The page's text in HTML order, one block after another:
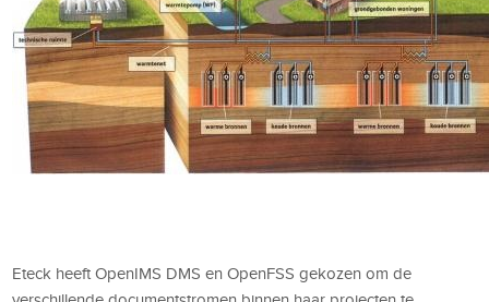
Eteck heeft OpenIMS DMS en OpenFSS gekozen om de